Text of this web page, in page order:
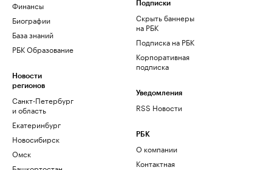
Финансы
Биографии
База знаний
РБК Образование
Новости
регионов
Санкт-Петербург
и область
Екатеринбург
Новосибирск
Омск
Подписки
Скрыть баннеры
на РБК
Подписка на РБК
Корпоративная
подписка
Уведомления
RSS Новости
РБК
О компании
Контактная